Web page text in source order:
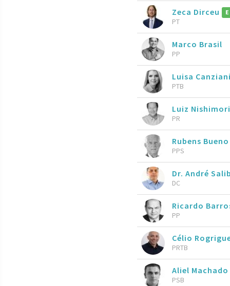
Zeca Dirceu
PT
Marco Brasil
PP
Luisa
PTB
Luiz
PR
Rubens
PPS
Dr. André
DC
Ricardo
PP
Célio
PRTB
Aliel Machado
PSB